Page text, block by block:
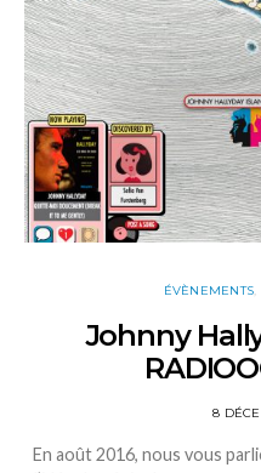
ÉVÈNEMENTS
Johnny
8
En août 2016, nous vous